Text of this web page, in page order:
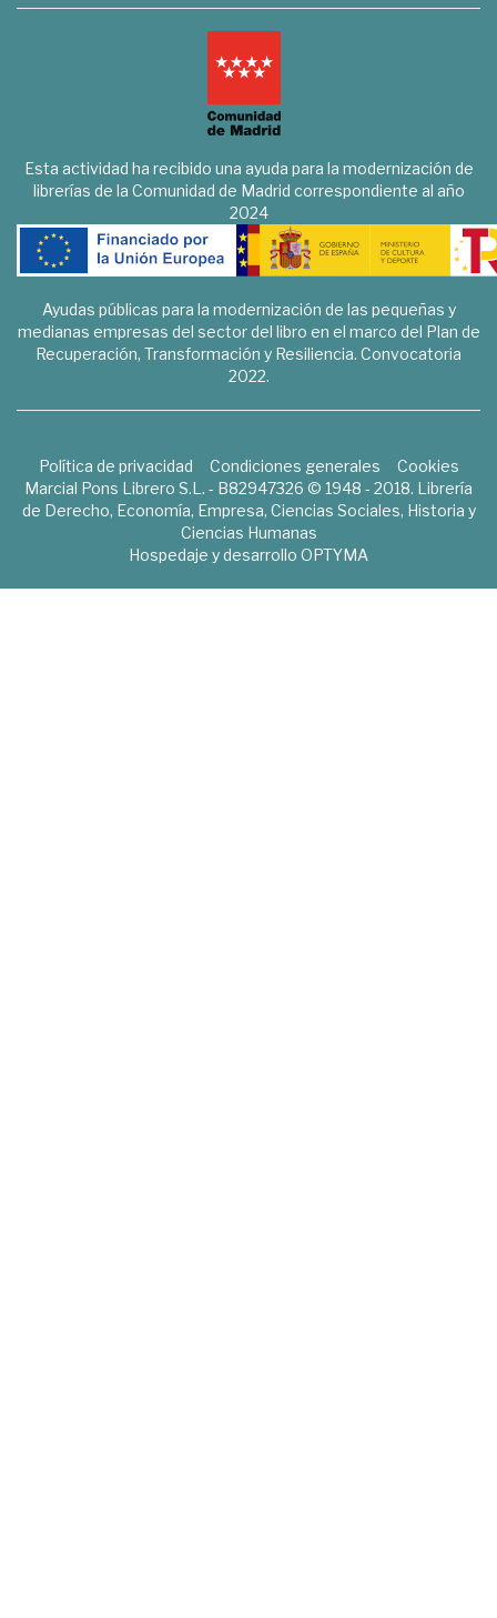
Esta actividad ha recibido una ayuda para la modernización de
librerías de la Comunidad de Madrid correspondiente al año
2024
Ayudas públicas para la modernización de las pequeñas y
medianas empresas del sector del libro en el marco del Plan de
Recuperación, Transformación y Resiliencia. Convocatoria
2022.
Política de privacidad Condiciones generales
Cookies
Marcial Pons Librero S.L. - B82947326 © 1948 - 2018. Librería
de Derecho, Economía, Empresa, Ciencias Sociales, Historia y
Ciencias Humanas
Hospedaje y desarrollo OPTYMA